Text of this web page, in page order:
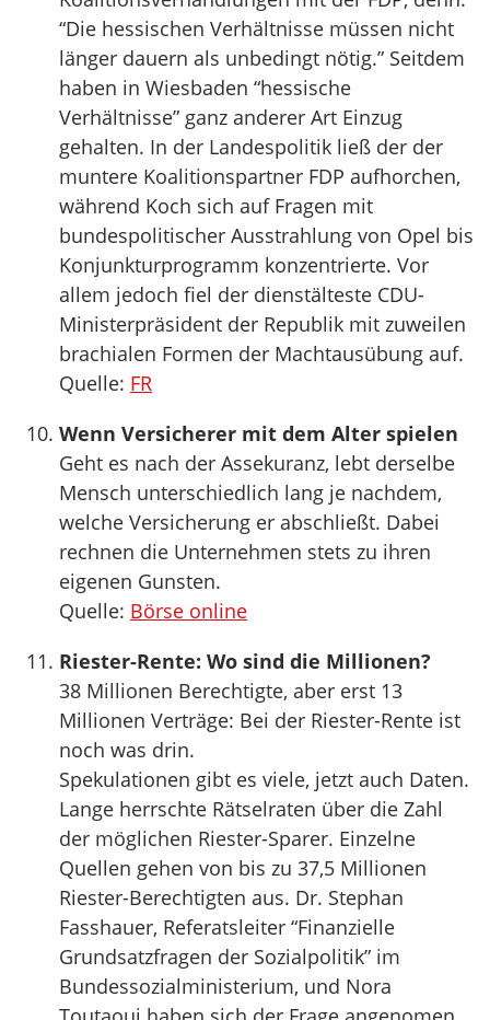
“Die hessischen Verhältnisse müssen nicht
länger dauern als unbedingt nötig.” Seitdem
haben in Wiesbaden “hessische
Verhältnisse” ganz anderer Art Einzug
gehalten. In der Landespolitik ließ der der
muntere Koalitionspartner FDP aufhorchen,
während Koch sich auf Fragen mit
bundespolitischer Ausstrahlung von Opel bis
Konjunkturprogramm konzentrierte. Vor
allem jedoch fiel der dienstälteste CDU-
Ministerpräsident der Republik mit zuweilen
brachialen Formen der Machtausübung auf.
Quelle: FR
Wenn Versicherer mit dem Alter spielen
Geht es nach der Assekuranz, lebt derselbe
Mensch unterschiedlich lang je nachdem,
welche Versicherung er abschließt. Dabei
rechnen die Unternehmen stets zu ihren
eigenen Gunsten.
Quelle: Börse online
Riester-Rente: Wo sind die Millionen?
38 Millionen Berechtigte, aber erst 13
Millionen Verträge: Bei der Riester-Rente ist
noch was drin.
Spekulationen gibt es viele, jetzt auch Daten.
Lange herrschte Rätselraten über die Zahl
der möglichen Riester-Sparer. Einzelne
Quellen gehen von bis zu 37,5 Millionen
Riester-Berechtigten aus. Dr. Stephan
Fasshauer, Referatsleiter “Finanzielle
Grundsatzfragen der Sozialpolitik” im
Bundessozialministerium, und Nora